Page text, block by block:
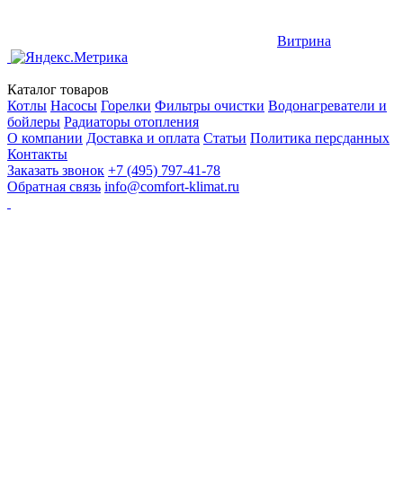
Витрина
Каталог товаров
Котлы Насосы Горелки Фильтры очистки Водонагреватели и
бойлеры Радиаторы отопления
О компании Доставка и оплата Статьи Политика персданных
Контакты
Заказать звонок +7 (495) 797-41-78
Обратная связь info@comfort-klimat.ru